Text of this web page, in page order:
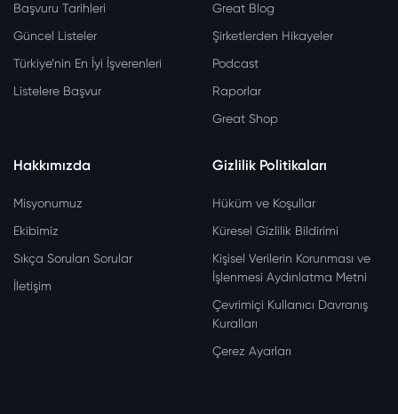
Başvuru Tarihleri
Güncel Listeler
Türkiye’nin En İyi İşverenleri
Listelere Başvur
Great Blog
Şirketlerden Hikayeler
Podcast
Raporlar
Great Shop
Hakkımızda
Misyonumuz
Ekibimiz
Sıkça Sorulan Sorular
İletişim
Gizlilik Politikaları
Hüküm ve Koşullar
Küresel Gizlilik Bildirimi
Kişisel Verilerin Korunması ve
İşlenmesi Aydınlatma Metni
Çevrimiçi Kullanıcı Davranış
Kuralları
Çerez Ayarları